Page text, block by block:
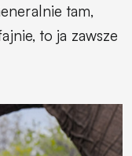
tam,
to ja zawsze